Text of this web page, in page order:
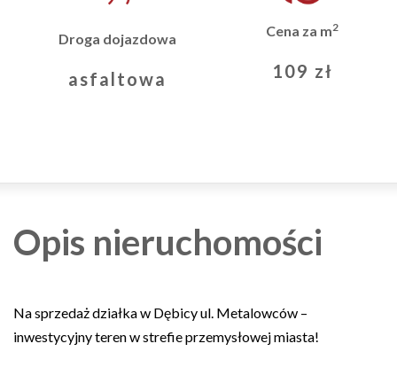
Droga dojazdowa
asfaltowa
Cena za m2
109 zł
Opis nieruchomości
Na sprzedaż działka w Dębicy ul. Metalowców –
inwestycyjny teren w strefie przemysłowej miasta!